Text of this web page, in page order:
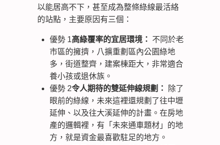
以能居高不下，甚至成為整條綠線最活絡
的站點，主要原因有三個：
優勢 1高綠覆率的宜居環境：
不同於老
市區的擁擠，八擴重劃區內公園綠地
多，街道整齊，建案棟距大，非常適合
養小孩或退休族。
優勢 2令人期待的雙延伸線規劃：
除了
眼前的綠線，未來這裡還規劃了往中壢
延伸、以及往大溪延伸的計畫。在房地
產的邏輯裡，有「未來通車題材」的地
方，就是資金最喜歡駐足的地方。